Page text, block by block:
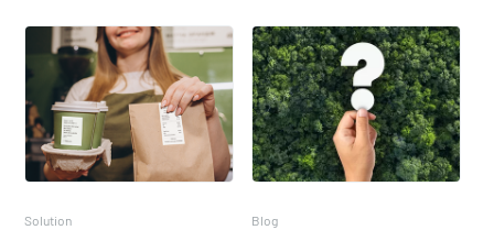
Solution Blog